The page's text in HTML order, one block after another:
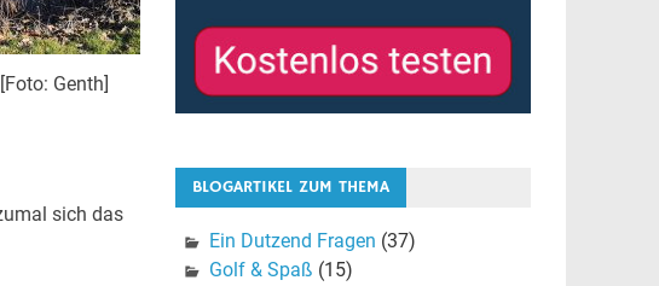
Genth]
sich das
BLOGARTIKEL ZUM THEMA
Ein Dutzend Fragen (37)
Golf & Spaß (15)